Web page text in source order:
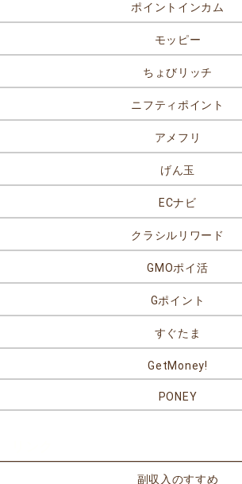
ポイントインカム
モッピー
ちょびリッチ
ニフティポイント
アメフリ
げん玉
ECナビ
クラシルリワード
GMOポイ活
Gポイント
すぐたま
GetMoney!
PONEY
副収入のすすめ